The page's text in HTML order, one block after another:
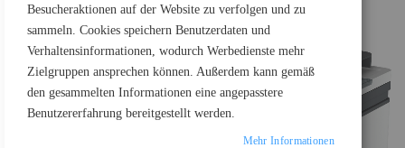
Besucheraktionen auf der Website zu verfolgen und zu
sammeln. Cookies speichern Benutzerdaten und
Verhaltensinformationen, wodurch Werbedienste mehr
Zielgruppen ansprechen können. Außerdem kann gemäß
den gesammelten Informationen eine angepasstere
Benutzererfahrung bereitgestellt werden.
Mehr Informationen